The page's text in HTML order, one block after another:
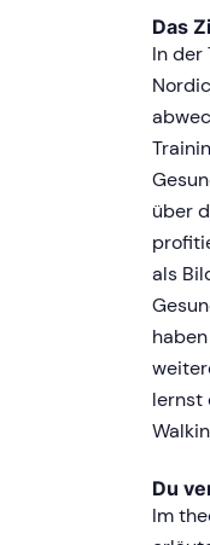
Das
In der
über
als
lernst
Du
Im